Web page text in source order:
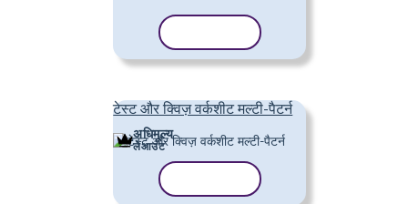
टेस्ट और क्विज़ वर्कशीट मल्टी-पैटर्न
अधिमूल्य
लेआउट